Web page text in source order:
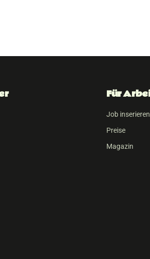
Für
Job inserieren
Preise
Magazin